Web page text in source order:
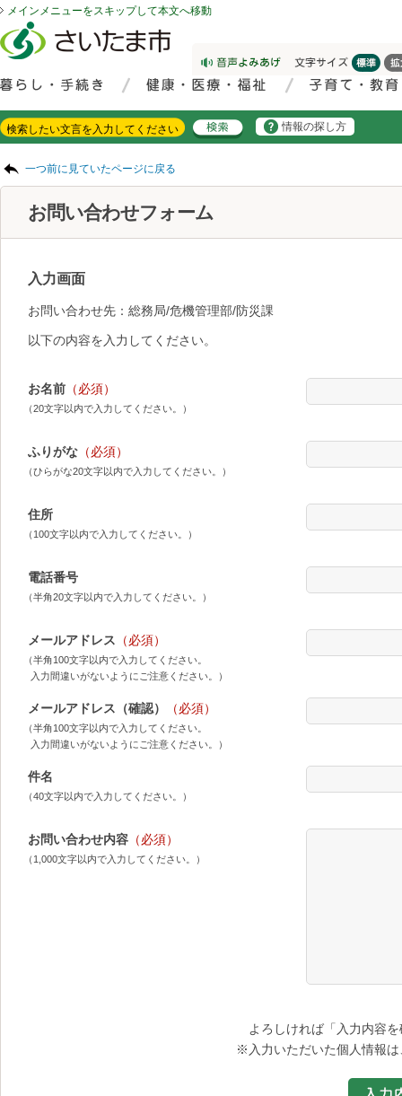
メインメニューをスキップして本文へ移動
情報の探し方
一つ前に見ていたページに戻る
お問い合わせフォーム
入力画面
お問い合わせ先：総務局/危機管理部/防災課
以下の内容を入力してください。
お名前 （必須）
（20文字以内で入力してください。）
ふりがな （必須）
（ひらがな20文字以内で入力してください。）
住所
（100文字以内で入力してください。）
電話番号
（半角20文字以内で入力してください。）
メールアドレス （必須）
（半角100文字以内で入力してください。
入力間違いがないようにご注意ください。）
メールアドレス（確認） （必須）
（半角100文字以内で入力してください。
入力間違いがないようにご注意ください。）
件名
（40文字以内で入力してください。）
お問い合わせ内容 （必須）
（1,000文字以内で入力してください。）
よろしければ「入力内容
※入力いただいた個人情報